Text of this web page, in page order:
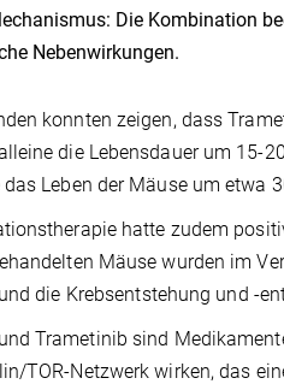
Die Kombination
Nebenwirkungen.
konnten zeigen, dass
die Lebensdauer um 15-
Leben der Mäuse um etwa
hatte zudem
Mäuse wurden im
die Krebsentstehung und -
Trametinib sind
TOR-Netzwerk wirken, das